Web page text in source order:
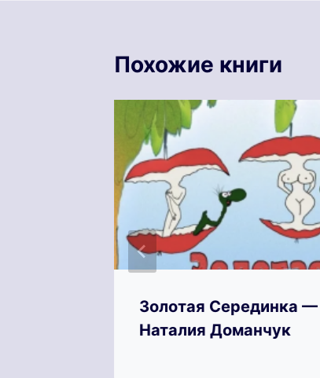
Похожие книги
Золотая Серединка —
Наталия Доманчук